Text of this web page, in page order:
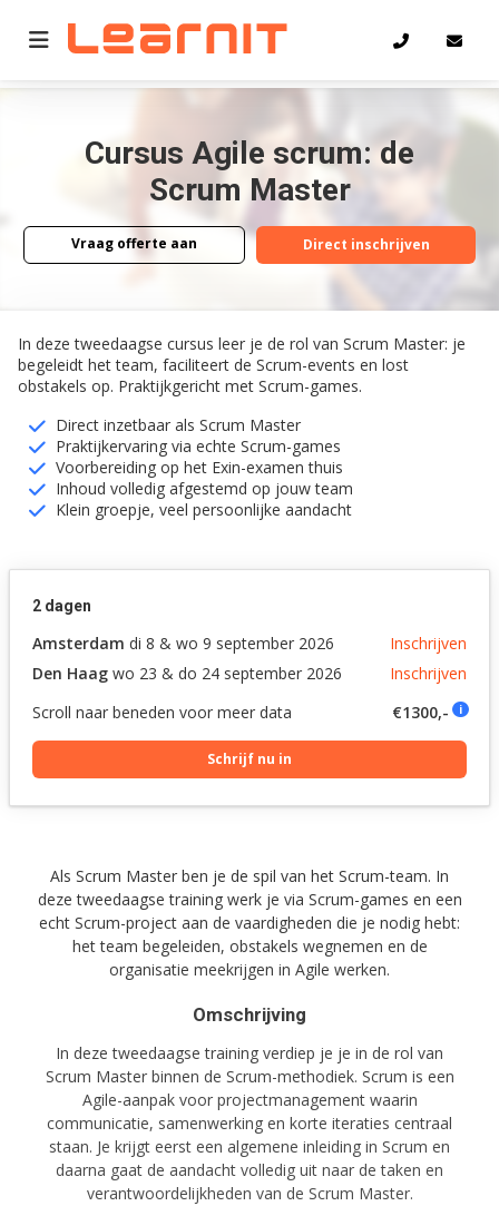
Home Agile scrum: de Scrum Master
Cursus Agile scrum: de
Scrum Master
Vraag offerte aan Direct inschrijven
Vraag offerte aan Direct inschrijven
In deze tweedaagse cursus leer je de rol van Scrum Master: je
begeleidt het team, faciliteert de Scrum-events en lost
obstakels op. Praktijkgericht met Scrum-games.
Direct inzetbaar als Scrum Master
Praktijkervaring via echte Scrum-games
Voorbereiding op het Exin-examen thuis
Inhoud volledig afgestemd op jouw team
Klein groepje, veel persoonlijke aandacht
2 dagen
Amsterdam di 8 & wo 9 september 2026
Inschrijven
Den Haag wo 23 & do 24 september 2026
Inschrijven
Scroll naar beneden voor meer data
€1300,- i
Schrijf nu in
Als Scrum Master ben je de spil van het Scrum-team. In
deze tweedaagse training werk je via Scrum-games en een
echt Scrum-project aan de vaardigheden die je nodig hebt:
het team begeleiden, obstakels wegnemen en de
organisatie meekrijgen in Agile werken.
Omschrijving
In deze tweedaagse training verdiep je je in de rol van
Scrum Master binnen de Scrum-methodiek. Scrum is een
Agile-aanpak voor projectmanagement waarin
communicatie, samenwerking en korte iteraties centraal
staan. Je krijgt eerst een algemene inleiding in Scrum en
daarna gaat de aandacht volledig uit naar de taken en
verantwoordelijkheden van de Scrum Master.